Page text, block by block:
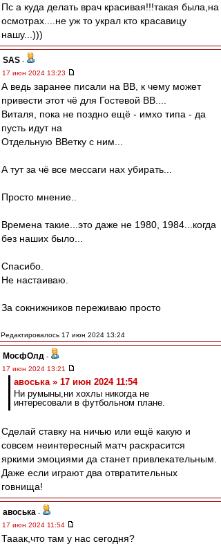
Пс а куда делать врач красивая!!!такая была,на
осмотрах....не уж то украл кто красавицу
нашу...)))
SAS -
17 июн 2024 13:23
А ведь заранее писали на ВВ, к чему может
привести этот чё для Гостевой ВВ....
Виталя, пока не поздно ещё - имхо типа - да
пусть идут на
Отдельную ВВетку с ним...
А тут за чё все мессаги нах убирать...
Просто мнение..
Времена такие...это даже не 1980, 1984...когда
без наших было...
Спасибо.
Не настаиваю.
За сокнижников переживаю просто
Редактировалось 17 июн 2024 13:24
МосфОлд -
17 июн 2024 13:21
авоська » 17 июн 2024 11:54
Ни румыны,ни хохлы никогда не
интересовали в футбольном плане.
Сделай ставку на ничью или ещё какую и
совсем неинтересный матч раскрасится
яркими эмоциями да станет привлекательным.
Даже если играют два отвратительных
говнища!
авоська -
17 июн 2024 11:54
Тааак,что там у нас сегодня?